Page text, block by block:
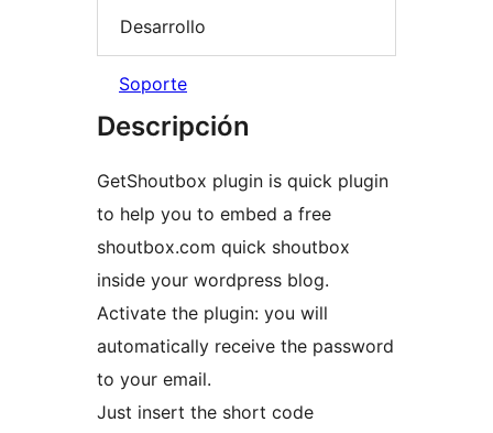
Desarrollo
Soporte
Descripción
GetShoutbox plugin is quick plugin
to help you to embed a free
shoutbox.com quick shoutbox
inside your wordpress blog.
Activate the plugin: you will
automatically receive the password
to your email.
Just insert the short code